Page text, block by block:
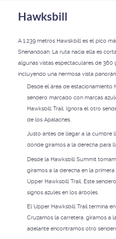
Hawksbill
A 1.239 metros Hawskbill es el pico
Shenandoah. La ruta hacia ella es
algunas vistas espectaculares de 360
incluyendo una hermosa vista
Desde el área de estacionamiento
sendero marcado con marcas
Hawksbill Trail. Ignora el otro
de los Apalaches.
Justo antes de llegar a la cumbre
donde giramos a la derecha para
Desde la Hawksbill Summit
giramos a la derecha en la
Upper Hawksbill Trail. Este
signos azules en los árboles.
El Upper Hawksbill Trail termina
Cruzamos la carretera, giramos a
adelante encontramos otro